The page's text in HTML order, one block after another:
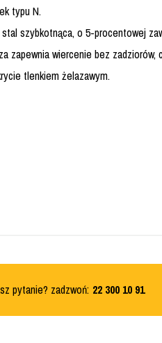
typu N.
szybkotnąca, o 5-procentowej
zapewnia wiercenie bez
tlenkiem żelazawym.
pytanie? zadzwoń: 22 300 10 91